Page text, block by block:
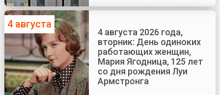
4 августа
4 августа 2026 года,
вторник: День одиноких
работающих женщин,
Мария Ягодница, 125 лет
со дня рождения Луи
Армстронга